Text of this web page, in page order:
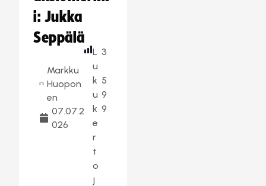
i: Jukka
Seppälä
Markku
Huopon
en
07.07.2
026
L
u
k
u
k
e
r
t
o
j
3
5
9
9